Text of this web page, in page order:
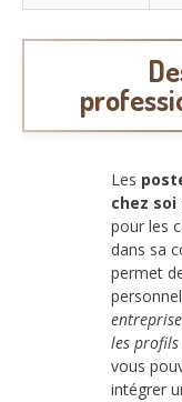
Les
chez soi
pour les
dans sa
permet
les
vous
intégrer